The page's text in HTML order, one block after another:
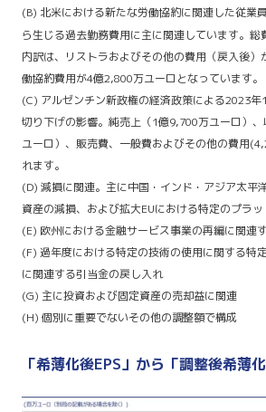
(B) 北米における新たな労働協約に関連した従業
ら生じる過去勤務費用に主に関連しています。
内訳は、リストラおよびその他の費用（戻入後
働協約費用が4億2,800万ユーロとなっています。
(C) アルゼンチン新政権の経済政策による2023
切り下げの影響。純売上（1億9,700万ユーロ）
ユーロ）、販売費、一般費およびその他の費用
れます。
(D) 減損に関連。主に中国・インド・アジア太平
資産の減損、および拡大EUにおける特定のプラ
(E) 欧州における金融サービス事業の再編に関連
(F) 過年度における特定の技術の使用に関する特
に関連する引当金の戻し入れ
(G) 主に投資および固定資産の売却益に関連
(H) 個別に重要でないその他の調整額で構成
「希薄化後EPS」から「調整後希薄